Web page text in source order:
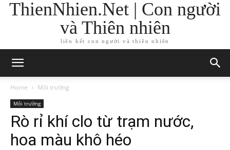
ThienNhien.Net | Con người
và Thiên nhiên
liên kết con người và thiên nhiên
Home Môi trường
Môi trường
Rò rỉ khí clo từ trạm nước,
hoa màu khô héo